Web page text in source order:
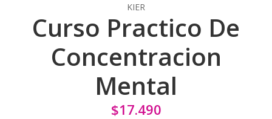
KIER
Curso Practico De
Concentracion
Mental
$17.490